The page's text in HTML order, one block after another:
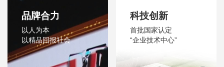
品牌合力
以人为本
以精品回报社会
科技创新
首批国家认定
“企业技术中心”